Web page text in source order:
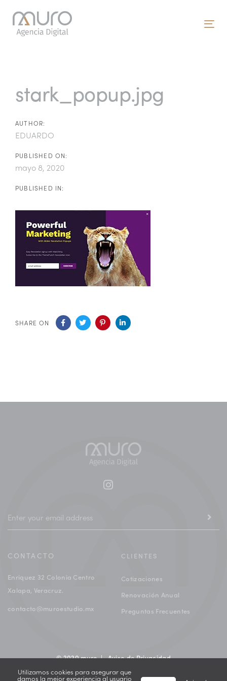
links
primary
contentstark_popup.jpg
AUTHOR:
EDUARDO
PUBLISHED ON:
mayo 8, 2020
PUBLISHED IN:
SHARE ON
navigation
CONTACTO
Enriquez 32 Colonia Centro
Xalapa, Veracruz.
contacto@muroestudio.mx
CLIENTES
Cotizaciones
Renovación Anual
Preguntas Frecuentes
© 2020 muro |Aviso de Privacidad
Utilizamos cookies para asegurar que
damos la mejor experiencia al usuario